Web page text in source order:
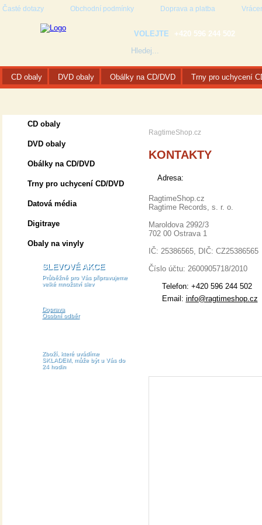
Časté dotazy Obchodní podmínky Doprava a platba
VOLEJTE +420 596 244 502
CD obaly DVD obaly Obálky na CD/DVD Trny pro uchycení
CD obaly
DVD obaly
Obálky na CD/DVD
Trny pro uchycení CD/DVD
Datová média
Digitraye
Obaly na vinyly
SLEVOVÉ AKCE
Průběžně pro Vás připravujeme
velké množství slev
Doprava
Osobní odběr
Zboží, které uvádíme
SKLADEM, může být u Vás do
24 hodin
RagtimeShop.cz
KONTAKTY
Adresa:
RagtimeShop.cz
Ragtime Records, s. r. o.
Maroldova 2992/3
702 00 Ostrava 1
IČ: 25386565, DIČ: CZ25386565
Číslo účtu: 2600905718/2010
Telefon: +420 596 244 502
Email: info@ragtimeshop.cz